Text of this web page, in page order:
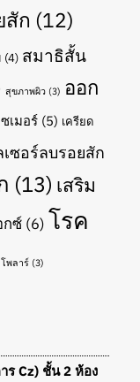
สัก (12)
(4) สมาธิสั้น
สุขภาพผิว (3) ออก
เมอร์ (5) เครียด
เซอร์ลบรอยสัก
(13) เสริม
กซ์ (6) โรค
พลาร์ (3)
ร Cz) ชั้น 2 ห้อง